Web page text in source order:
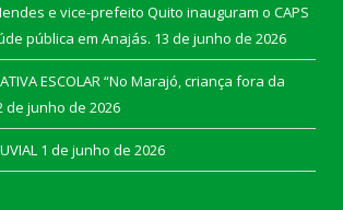
e vice-prefeito Quito inauguram o CAPS
pública em Anajás. 13 de junho de 2026
ATIVA ESCOLAR “No Marajó, criança fora da
de junho de 2026
1 de junho de 2026